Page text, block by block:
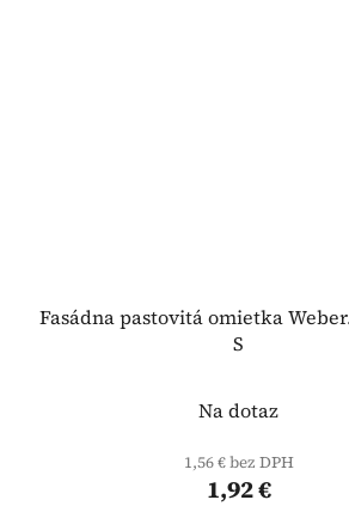
Fasádna pastovitá omietka
S
Na dotaz
1,56 € bez DPH
1,92 €